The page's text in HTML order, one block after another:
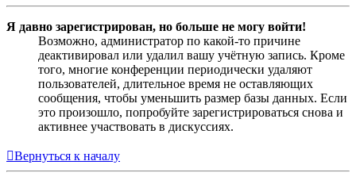
Я давно зарегистрирован, но больше не могу войти!
Возможно, администратор по какой-то причине
деактивировал или удалил вашу учётную запись. Кроме
того, многие конференции периодически удаляют
пользователей, длительное время не оставляющих
сообщения, чтобы уменьшить размер базы данных. Если
это произошло, попробуйте зарегистрироваться снова и
активнее участвовать в дискуссиях.
Вернуться к началу